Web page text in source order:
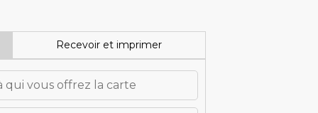
Recevoir et imprimer